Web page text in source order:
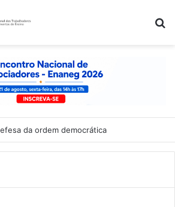
da ordem democrática